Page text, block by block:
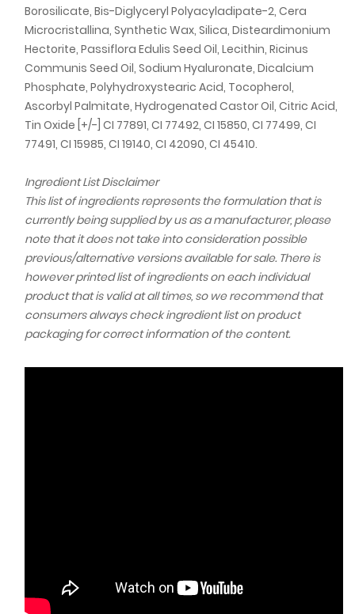
210 Ultimate Red189,00 kr
IsaDora The Perfect Moisture Lipstick - No.
215 Classic Red189,00 kr
IsaDora The Perfect Moisture Lipstick - No.
218 Mocha Mauve 189,00 kr
IsaDora The Perfect Moisture Lipstick - No.
222 Light Cocoa 189,00 kr
IsaDora The Perfect Moisture Lipstick - No.
226 Angelic Nude 189,00 kr
IsaDora The Perfect Moisture Lipstick - No.
227 Pink Pompas189,00 kr
Borosilicate, Bis-Diglyceryl Polyacyladipate-2, Cera
Microcristallina, Synthetic Wax, Silica, Disteardimonium
Hectorite, Passiflora Edulis Seed Oil, Lecithin, Ricinus
Communis Seed Oil, Sodium Hyaluronate, Dicalcium
Phosphate, Polyhydroxystearic Acid, Tocopherol,
Ascorbyl Palmitate, Hydrogenated Castor Oil, Citric Acid,
Tin Oxide [+/-] CI 77891, CI 77492, CI 15850, CI 77499, CI
77491, CI 15985, CI 19140, CI 42090, CI 45410.
Ingredient List Disclaimer
This list of ingredients represents the formulation that is
currently being supplied by us as a manufacturer, please
note that it does not take into consideration possible
previous/alternative versions available for sale. There is
however printed list of ingredients on each individual
product that is valid at all times, so we recommend that
consumers always check ingredient list on product
packaging for correct information of the content.